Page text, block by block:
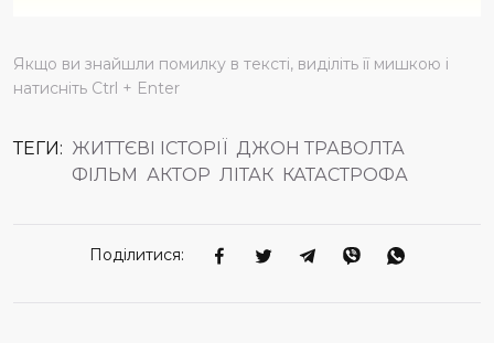
Якщо ви знайшли помилку в тексті, виділіть її мишкою і
натисніть Ctrl + Enter
ТЕГИ: ЖИТТЄВІ ІСТОРІЇ ДЖОН ТРАВОЛТА
ФІЛЬМ АКТОР ЛІТАК КАТАСТРОФА
Поділитися: